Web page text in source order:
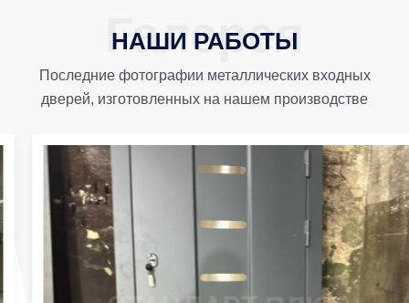
НАШИ РАБОТЫ
Последние фотографии металлических входных
дверей, изготовленных на нашем производстве